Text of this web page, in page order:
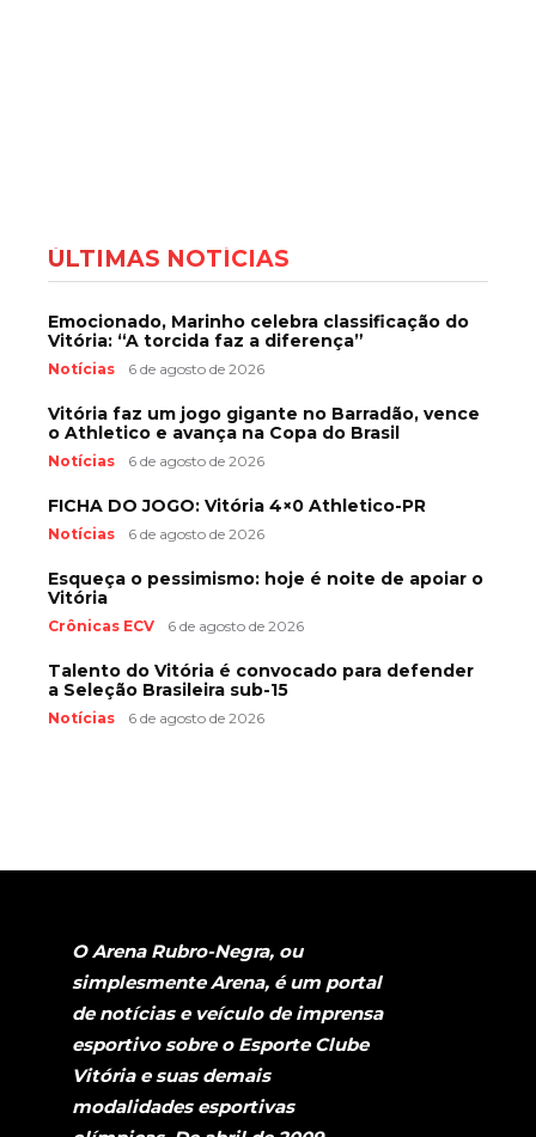
ÚLTIMAS NOTÍCIAS
Emocionado, Marinho celebra classificação do
Vitória: “A torcida faz a diferença”
Notícias 6 de agosto de 2026
Vitória faz um jogo gigante no Barradão, vence
o Athletico e avança na Copa do Brasil
Notícias 6 de agosto de 2026
FICHA DO JOGO: Vitória 4×0 Athletico-PR
Notícias 6 de agosto de 2026
Esqueça o pessimismo: hoje é noite de apoiar o
Vitória
Crônicas ECV 6 de agosto de 2026
Talento do Vitória é convocado para defender
a Seleção Brasileira sub-15
Notícias 6 de agosto de 2026
O Arena Rubro-Negra, ou
simplesmente Arena, é um portal
de notícias e veículo de imprensa
esportivo sobre o Esporte Clube
Vitória e suas demais
modalidades esportivas